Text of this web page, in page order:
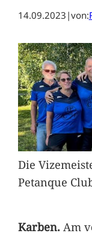
14.09.2023 |von:
Die
Petanque
Karben.Am